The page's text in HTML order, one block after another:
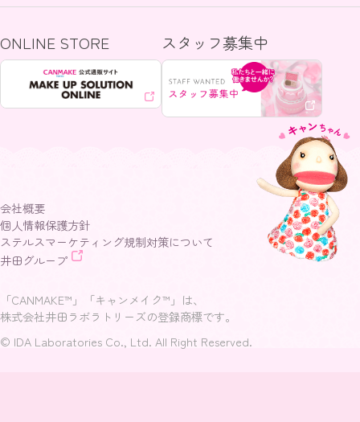
ONLINE STORE スタッフ募集中
会社概要
個人情報保護方針
ステルスマーケティング規制対策について
井田グループ
© IDA Laboratories Co., Ltd. All Right Reserved.
「CANMAKE™」「キャンメイク™」は、
株式会社井田ラボラトリーズの登録商標です。